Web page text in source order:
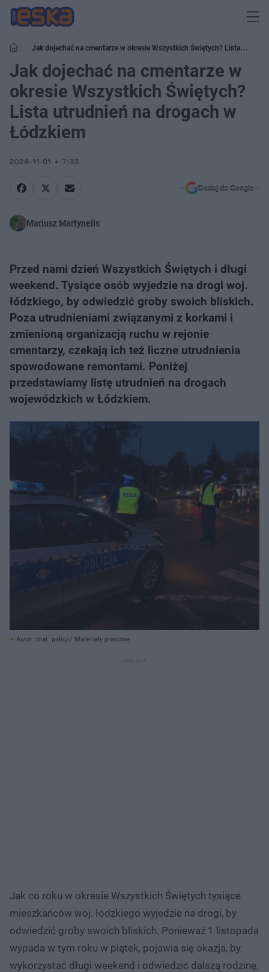
Jak dojechać na cmentarze w okresie Wszystkich Świętych? Lista
utrudnień na drogach w Łódzkiem
Jak dojechać na cmentarze w
okresie Wszystkich Świętych?
Lista utrudnień na drogach w
Łódzkiem
2024-11-01 7:33
Dodaj do Google
Mariusz Martynelis
Przed nami dzień Wszystkich Świętych i długi
weekend. Tysiące osób wyjedzie na drogi woj.
łódzkiego, by odwiedzić groby swoich bliskich.
Poza utrudnieniami związanymi z korkami i
zmienioną organizacją ruchu w rejonie
cmentarzy, czekają ich też liczne utrudnienia
spowodowane remontami. Poniżej
przedstawiamy listę utrudnień na drogach
wojewódzkich w Łódzkiem.
Autor: mat. policji/ Materiały prasowe
Jak co roku w okresie Wszystkich Świętych tysiące
mieszkańców woj. łódzkiego wyjedzie na drogi, by
odwiedzić groby swoich bliskich. Ponieważ 1 listopada
wypada w tym roku w piątek, pojawia się okazja, by
wykorzystać długi weekend i odwiedzić dalszą rodzinę,